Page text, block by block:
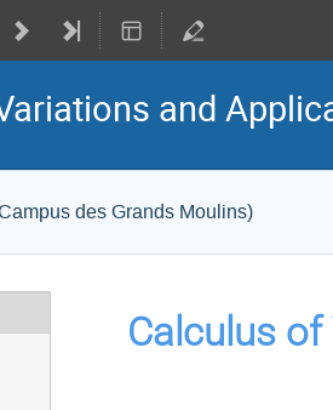
and
des Grands Moulins)
Calculus